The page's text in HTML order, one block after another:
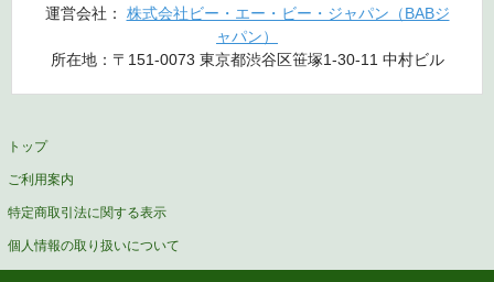
運営会社： 株式会社ビー・エー・ビー・ジャパン（BABジ
ャパン）
所在地：〒151-0073 東京都渋谷区笹塚1-30-11 中村ビル
トップ
ご利用案内
特定商取引法に関する表示
個人情報の取り扱いについて